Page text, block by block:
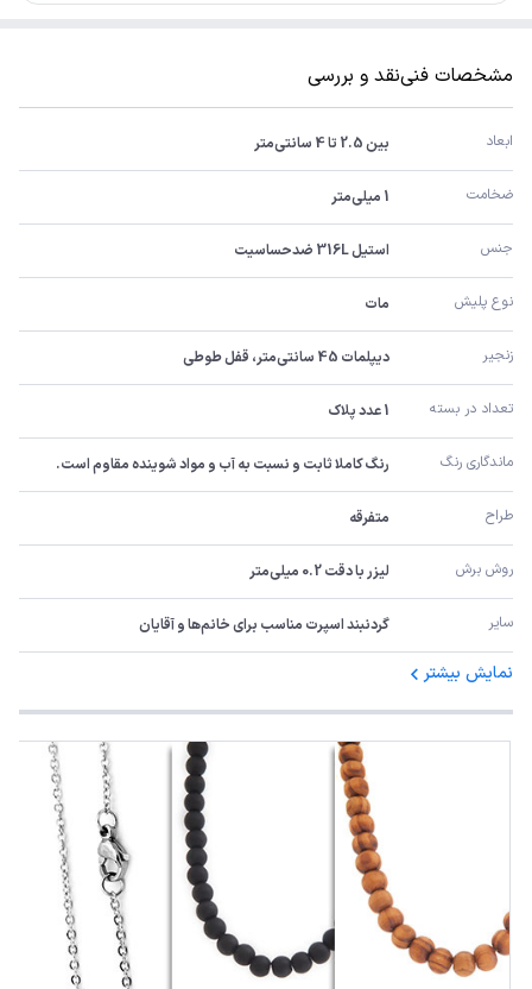
مشخصات فنینقد و بررسی
ابعاد بین 2.5 تا 4 سانتی‌متر
ضخامت 1 میلی‌متر
جنس استیل 316L ضدحساسیت
نوع پلیش مات
زنجیر دیپلمات 45 سانتی‌متر، قفل طوطی
تعداد در بسته 1 عدد پلاک
ماندگاری رنگ رنگ کاملا ثابت و نسبت به آب و مواد شوینده مقاوم است.
طراح متفرقه
روش برش لیزر با دقت 0.2 میلی‌متر
سایر گردنبند اسپرت مناسب برای خانم‌ها و آقایان
نمایش بیشتر